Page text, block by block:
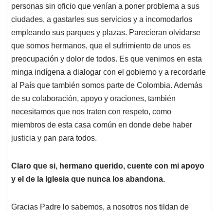
personas sin oficio que venían a poner problema a sus
ciudades, a gastarles sus servicios y a incomodarlos
empleando sus parques y plazas. Parecieran olvidarse
que somos hermanos, que el sufrimiento de unos es
preocupación y dolor de todos. Es que venimos en esta
minga indígena a dialogar con el gobierno y a recordarle
al País que también somos parte de Colombia. Además
de su colaboración, apoyo y oraciones, también
necesitamos que nos traten con respeto, como
miembros de esta casa común en donde debe haber
justicia y pan para todos.
Claro que si, hermano querido, cuente con mi apoyo
y el de la Iglesia que nunca los abandona.
Gracias Padre lo sabemos, a nosotros nos tildan de